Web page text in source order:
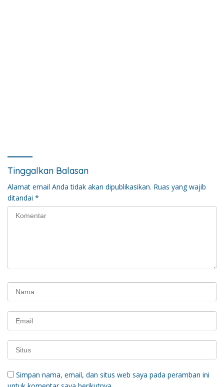
Tinggalkan Balasan
Alamat email Anda tidak akan dipublikasikan. Ruas yang wajib
ditandai *
Simpan nama, email, dan situs web saya pada peramban ini